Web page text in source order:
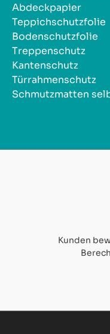
Abdeckpapier
Teppichschutzfolie
Bodenschutzfolie
Treppenschutz
Kantenschutz
Türrahmenschutz
Schmutzmatten
Durchschnittliche
Kunden